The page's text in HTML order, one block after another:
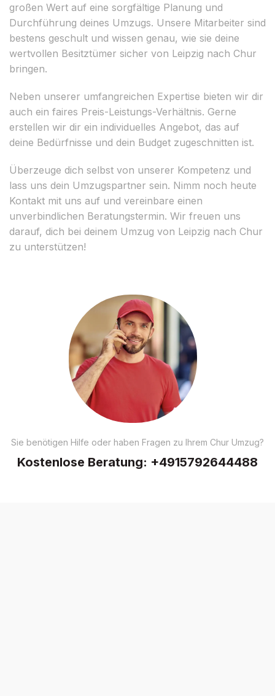
großen Wert auf eine sorgfältige Planung und
Durchführung deines Umzugs. Unsere Mitarbeiter sind
bestens geschult und wissen genau, wie sie deine
wertvollen Besitztümer sicher von Leipzig nach Chur
bringen.
Neben unserer umfangreichen Expertise bieten wir dir
auch ein faires Preis-Leistungs-Verhältnis. Gerne
erstellen wir dir ein individuelles Angebot, das auf
deine Bedürfnisse und dein Budget zugeschnitten ist.
Überzeuge dich selbst von unserer Kompetenz und
lass uns dein Umzugspartner sein. Nimm noch heute
Kontakt mit uns auf und vereinbare einen
unverbindlichen Beratungstermin. Wir freuen uns
darauf, dich bei deinem Umzug von Leipzig nach Chur
zu unterstützen!
Sie benötigen Hilfe oder haben Fragen zu Ihrem Chur Umzug?
Kostenlose Beratung: +4915792644488